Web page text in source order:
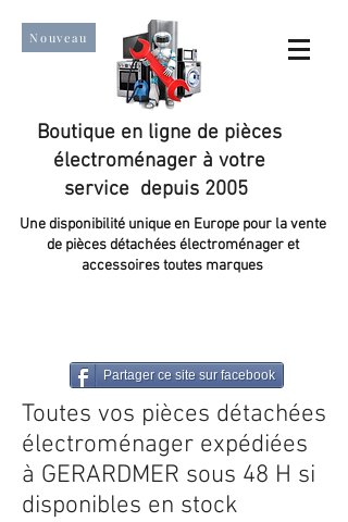
Nouveau
Boutique en ligne de pièces
électroménager à votre
service depuis 2005
Une disponibilité unique en Europe pour la vente
de pièces détachées électroménager et
accessoires toutes marques
Partager ce site sur facebook
Toutes vos pièces détachées
électroménager expédiées
à GERARDMER sous 48 H si
disponibles en stock